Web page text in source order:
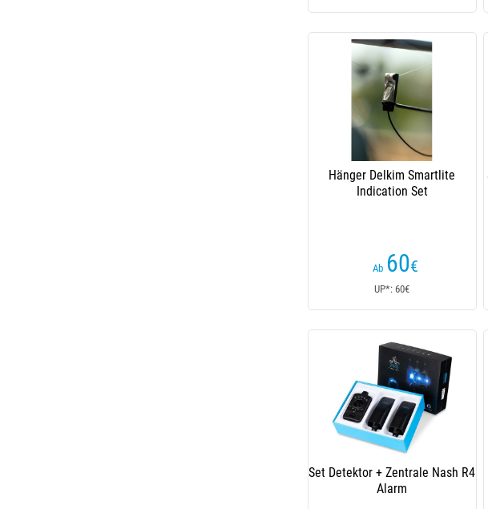
Hänger Delkim Smartlite
Indication Set
Ab 60€
UP*: 60€
Set Detektor + Zentrale Nash R4
Alarm